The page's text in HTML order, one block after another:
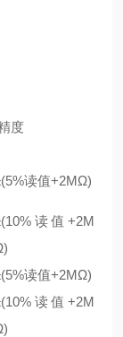
度
读值+2MΩ)
读值+2M
读值+2MΩ)
读值+2M